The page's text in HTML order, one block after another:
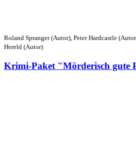
Roland Spranger (Autor), Peter Hardcastle
Hereld (Autor)
Krimi-Paket "Mörderisch gute